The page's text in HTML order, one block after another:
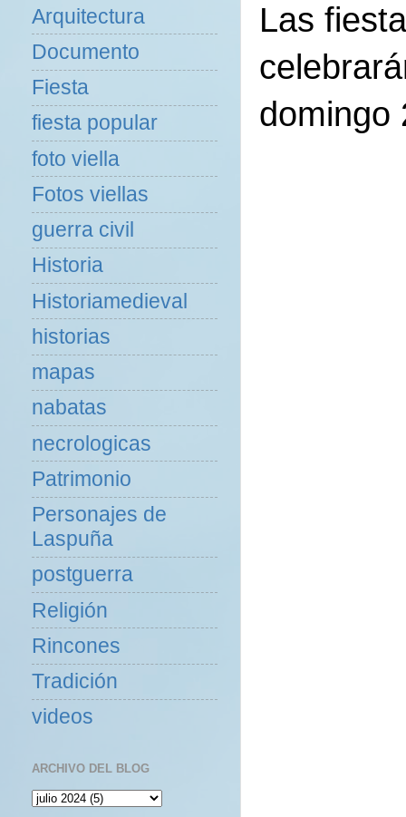
Las
domingo
Arquitectura
Documento
Fiesta
fiesta popular
foto viella
Fotos viellas
guerra civil
Historia
Historiamedieval
historias
mapas
nabatas
necrologicas
Patrimonio
Personajes de
Laspuña
postguerra
Religión
Rincones
Tradición
videos
ARCHIVO DEL BLOG